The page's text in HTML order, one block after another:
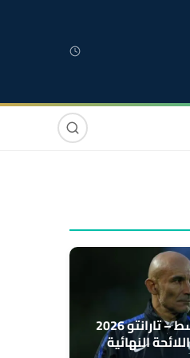
صوت وصورة
ألعاب البحر الأبيض المتوسط – تارانتو 2026
النهائية